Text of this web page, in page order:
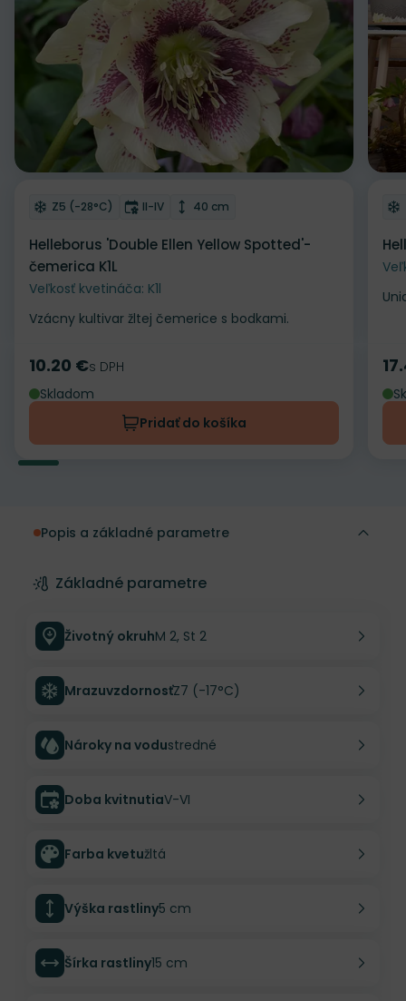
Odober do zoznamu želaní
Mrazuvzdornosť
Z5 (-28°C) Doba kvitnutia
II-IV Výška rastliny
40 cm
Helleborus 'Double Ellen Yellow Spotted'-
čemerica K1L
Veľkosť kvetináča: K1l
Vzácny kultivar žltej čemerice s bodkami.
Cena
10.20 €s DPH
Skladom
Pridať do košíka
Popis a základné parametre
Základné parametre
Životný okruhM 2, St 2
MrazuvzdornosťZ7 (-17°C)
Nároky na vodustredné
Doba kvitnutiaV-VI
Farba kvetužltá
Výška rastliny5 cm
Šírka rastliny15 cm